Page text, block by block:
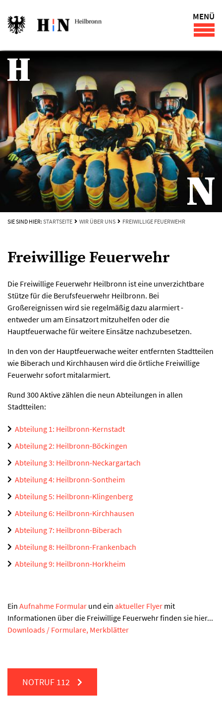
MENÜ
SIE SIND HIER: STARTSEITE WIR ÜBER UNS FREIWILLIGE FEUERWEHR
Freiwillige Feuerwehr
Die Freiwillige Feuerwehr Heilbronn ist eine unverzichtbare
Stütze für die Berufsfeuerwehr Heilbronn. Bei
Großereignissen wird sie regelmäßig dazu alarmiert -
entweder um am Einsatzort mitzuhelfen oder die
Hauptfeuerwache für weitere Einsätze nachzubesetzen.
In den von der Hauptfeuerwache weiter entfernten Stadtteilen
wie Biberach und Kirchhausen wird die örtliche Freiwillige
Feuerwehr sofort mitalarmiert.
Rund 300 Aktive zählen die neun Abteilungen in allen
Stadtteilen:
Abteilung 1: Heilbronn-Kernstadt
Abteilung 2: Heilbronn-Böckingen
Abteilung 3: Heilbronn-Neckargartach
Abteilung 4: Heilbronn-Sontheim
Abteilung 5: Heilbronn-Klingenberg
Abteilung 6: Heilbronn-Kirchhausen
Abteilung 7: Heilbronn-Biberach
Abteilung 8: Heilbronn-Frankenbach
Abteilung 9: Heilbronn-Horkheim
Ein Aufnahme Formular und ein aktueller Flyer mit
Informationen über die Freiwillige Feuerwehr finden sie hier...
Downloads / Formulare, Merkblätter
NOTRUF 112